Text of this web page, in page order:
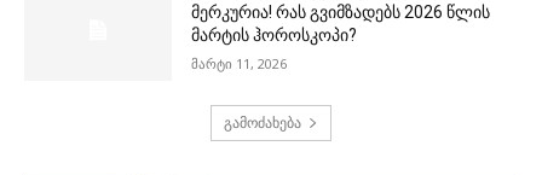
მერკურია! რას გვიმზადებს 2026 წლის
მარტის ჰოროსკოპი?
მარტი 11, 2026
გამოძახება